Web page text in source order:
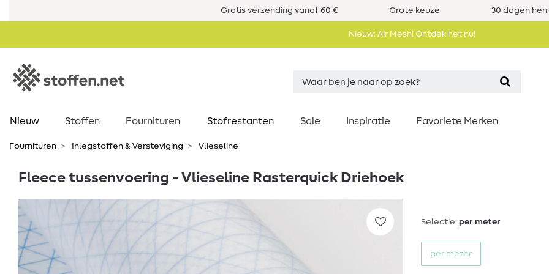
Gratis verzending vanaf 60 € Grote keuze 30 dagen
Nieuw: Air Mesh! Ontdek het nu!
Nieuw Stoffen Fournituren Stofrestanten Sale Inspiratie Favoriete Merken
Fournituren Inlegstoffen & Versteviging Vlieseline
Fleece tussenvoering - Vlieseline Rasterquick Driehoek
Selectie: per meter
per meter